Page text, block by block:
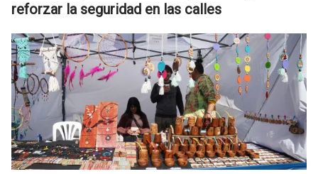
reforzar la seguridad en las calles